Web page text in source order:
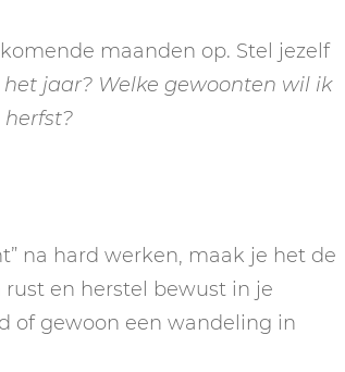
maanden op. Stel jezelf
jaar? Welke gewoonten wil ik
na hard werken, maak je het de
en herstel bewust in je
of gewoon een wandeling in